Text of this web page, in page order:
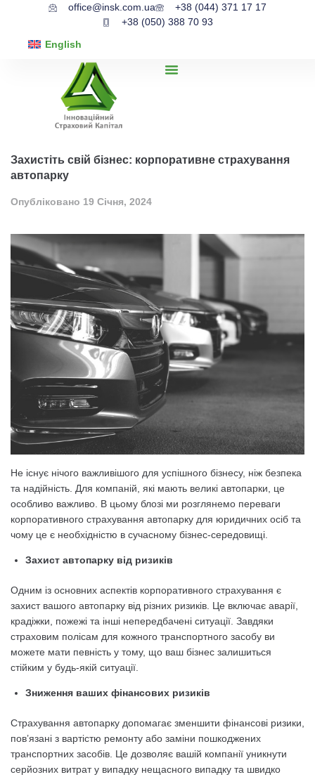
office@insk.com.ua
+38 (044) 371 17 17
+38 (050) 388 70 93
English
Захистіть свій бізнес: корпоративне страхування
автопарку
Опубліковано 19 Січня, 2024
Не існує нічого важливішого для успішного бізнесу, ніж безпека
та надійність. Для компаній, які мають великі автопарки, це
особливо важливо. В цьому блозі ми розглянемо переваги
корпоративного страхування автопарку для юридичних осіб та
чому це є необхідністю в сучасному бізнес-середовищі.
Захист автопарку від ризиків
Одним із основних аспектів корпоративного страхування є
захист вашого автопарку від різних ризиків. Це включає аварії,
крадіжки, пожежі та інші непередбачені ситуації. Завдяки
страховим полісам для кожного транспортного засобу ви
можете мати певність у тому, що ваш бізнес залишиться
стійким у будь-якій ситуації.
Зниження ваших фінансових ризиків
Страхування автопарку допомагає зменшити фінансові ризики,
пов’язані з вартістю ремонту або заміни пошкоджених
транспортних засобів. Це дозволяє вашій компанії уникнути
серйозних витрат у випадку нещасного випадку та швидко